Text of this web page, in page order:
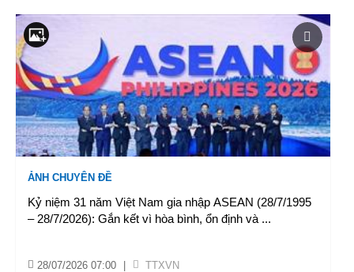
ẢNH CHUYÊN ĐỀ
Kỷ niệm 31 năm Việt Nam gia nhập ASEAN (28/7/1995
– 28/7/2026): Gắn kết vì hòa bình, ổn định và ...
28/07/2026 07:00 TTXVN